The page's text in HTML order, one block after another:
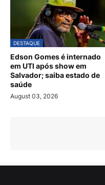
DESTAQUE
Edson Gomes é internado
em UTI após show em
Salvador; saiba estado de
saúde
August 03, 2026